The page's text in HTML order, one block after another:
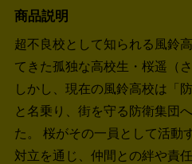
商品説明
超不良校として知られる風鈴
てきた孤独な高校生・桜遥（
しかし、現在の風鈴高校は「
と名乗り、街を守る防衛集団
た。 桜がその一員として活動
対立を通じ、仲間との絆や責